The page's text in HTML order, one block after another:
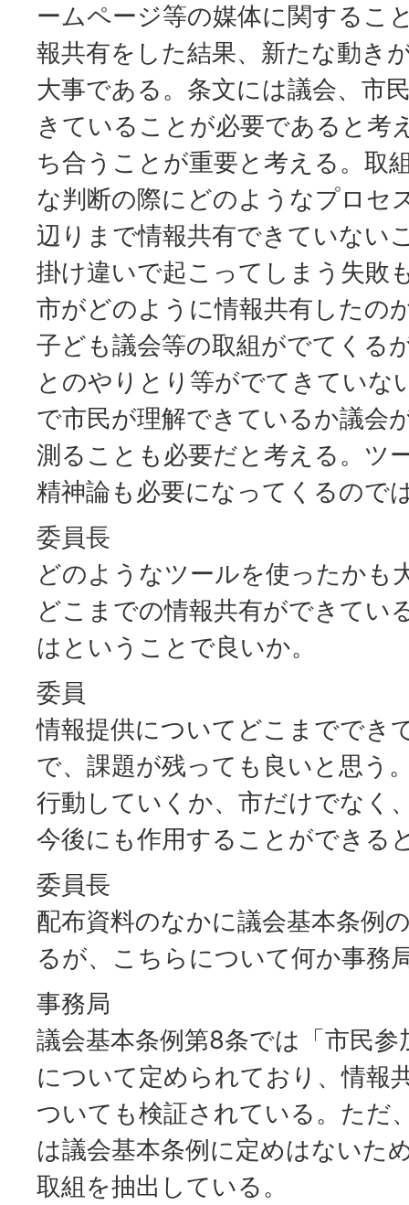
ームページ等の媒体に関するこ
報共有をした結果、新たな動き
大事である。条文には議会、市
きていることが必要であると考
ち合うことが重要と考える。取
な判断の際にどのようなプロセ
辺りまで情報共有できていない
掛け違いで起こってしまう失敗
市がどのように情報共有したの
子ども議会等の取組がでてくる
とのやりとり等がでてきていな
で市民が理解できているか議会
測ることも必要だと考える。ツ
精神論も必要になってくるので
委員長
どのようなツールを使ったかも
どこまでの情報共有ができてい
はということで良いか。
委員
情報提供についてどこまででき
で、課題が残っても良いと思う
行動していくか、市だけでなく
今後にも作用することができる
委員長
配布資料のなかに議会基本条例
るが、こちらについて何か事務
事務局
議会基本条例第8条では「市民
について定められており、情報
ついても検証されている。ただ
は議会基本条例に定めはないた
取組を抽出している。